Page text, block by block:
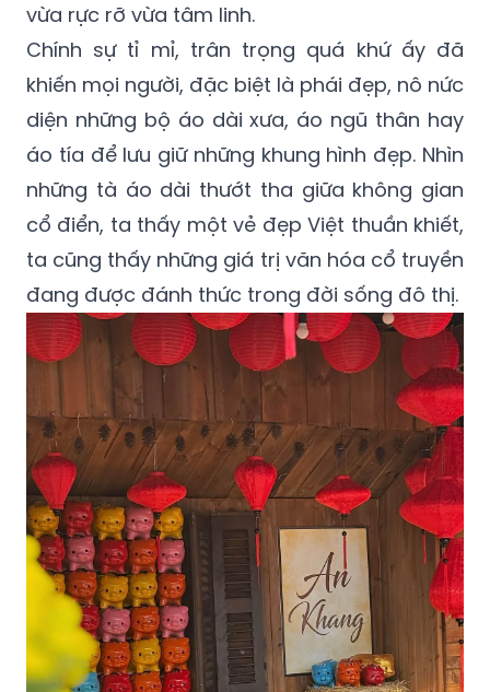
vừa rực rỡ vừa tâm linh.
Chính sự tỉ mỉ, trân trọng quá khứ ấy đã
khiến mọi người, đặc biệt là phái đẹp, nô nức
diện những bộ áo dài xưa, áo ngũ thân hay
áo tía để lưu giữ những khung hình đẹp. Nhìn
những tà áo dài thướt tha giữa không gian
cổ điển, ta thấy một vẻ đẹp Việt thuần khiết,
ta cũng thấy những giá trị văn hóa cổ truyền
đang được đánh thức trong đời sống đô thị.